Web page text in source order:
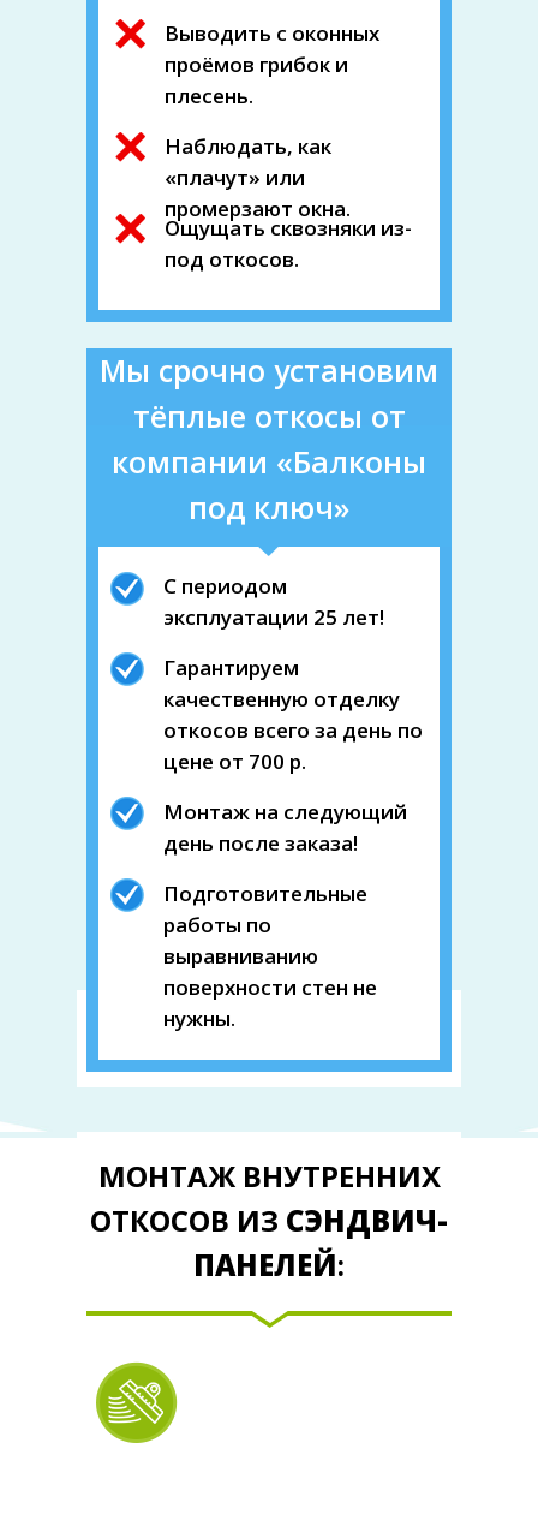
С периодом
эксплуатации 25 лет!
Мы срочно установим
тёплые откосы от
компании «Балконы
под ключ»
Выводить с оконных
проёмов грибок и
плесень.
Наблюдать, как
«плачут» или
промерзают окна.
Ощущать сквозняки из-
под откосов.
Гарантируем
качественную отделку
откосов всего за день по
цене от 700 р.
Монтаж на следующий
день после заказа!
Подготовительные
работы по
выравниванию
поверхности стен не
нужны.
МОНТАЖ ВНУТРЕННИХ
ОТКОСОВ ИЗ СЭНДВИЧ-
ПАНЕЛЕЙ: